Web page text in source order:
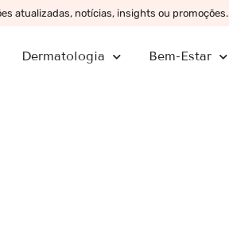
atualizadas, notícias, insights ou promoções.
Dermatologia Bem-Estar